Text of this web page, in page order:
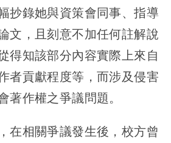
抄錄她與資策會同事、指導
文，且刻意不加任何註解說
得知該部分內容實際上來自
者貢獻程度等，而涉及侵害
著作權之爭議問題。
在相關爭議發生後，校方曾